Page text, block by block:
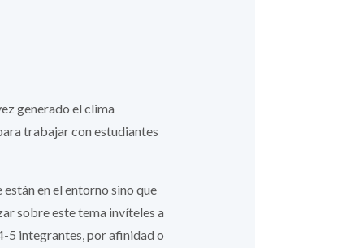
generado el clima
trabajar con estudiantes
en el entorno sino que
sobre este tema invíteles a
5 integrantes, por afinidad o